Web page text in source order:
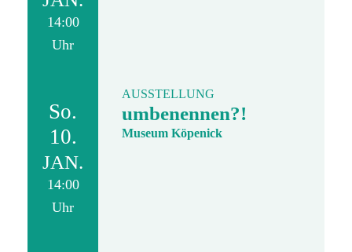
14:00
Uhr
So.
10.
JAN.
14:00
Uhr
AUSSTELLUNG
umbenennen?!
Museum Köpenick